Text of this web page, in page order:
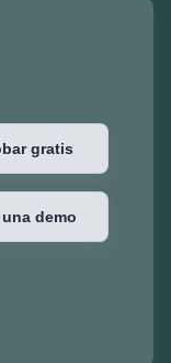
gratis
una demo